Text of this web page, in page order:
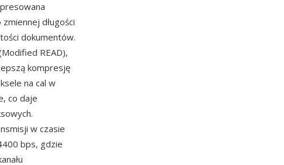
długości
dokumentów.
READ),
kompresję
na cal w
co daje
w czasie
bps, gdzie